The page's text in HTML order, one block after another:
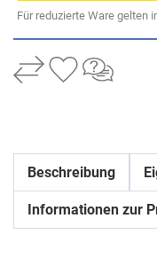
Für reduzierte Ware gelten
Beschreibung
Informationen zur